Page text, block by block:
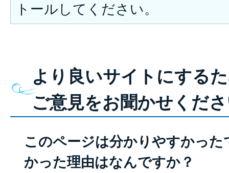
トールしてください。
より良いサイトにする
ご意見をお聞かせくだ
このページは分かりやすかっ
かった理由はなんですか？